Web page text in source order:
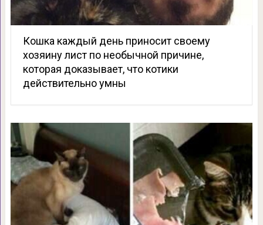
Кошка каждый день приносит своему
хозяину лист по необычной причине,
которая доказывает, что котики
действительно умны